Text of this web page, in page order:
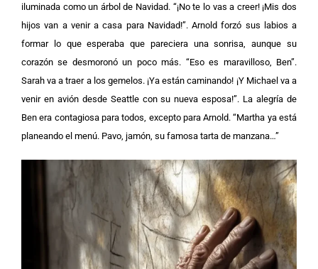
iluminada como un árbol de Navidad. “¡No te lo vas a creer! ¡Mis dos
hijos van a venir a casa para Navidad!”. Arnold forzó sus labios a
formar lo que esperaba que pareciera una sonrisa, aunque su
corazón se desmoronó un poco más. “Eso es maravilloso, Ben”.
Sarah va a traer a los gemelos. ¡Ya están caminando! ¡Y Michael va a
venir en avión desde Seattle con su nueva esposa!”. La alegría de
Ben era contagiosa para todos, excepto para Arnold. “Martha ya está
planeando el menú. Pavo, jamón, su famosa tarta de manzana…”